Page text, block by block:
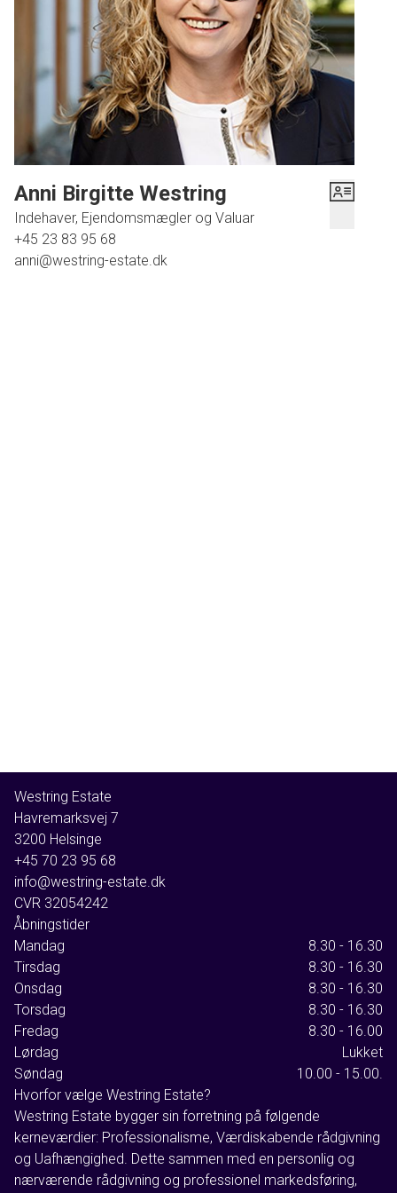
Anni Birgitte Westring
Indehaver, Ejendomsmægler og Valuar
+45 23 83 95 68
anni@westring-estate.dk
Westring Estate
Havremarksvej 7
3200 Helsinge
+45 70 23 95 68
info@westring-estate.dk
CVR 32054242
Åbningstider
Mandag
8.30 - 16.30
Tirsdag
8.30 - 16.30
Onsdag
8.30 - 16.30
Torsdag
8.30 - 16.30
Fredag
8.30 - 16.00
Lørdag
Lukket
Søndag
10.00 - 15.00.
Hvorfor vælge Westring Estate?
Westring Estate bygger sin forretning på følgende
kerneværdier: Professionalisme, Værdiskabende rådgivning
og Uafhængighed. Dette sammen med en personlig og
nærværende rådgivning og professionel markedsføring,